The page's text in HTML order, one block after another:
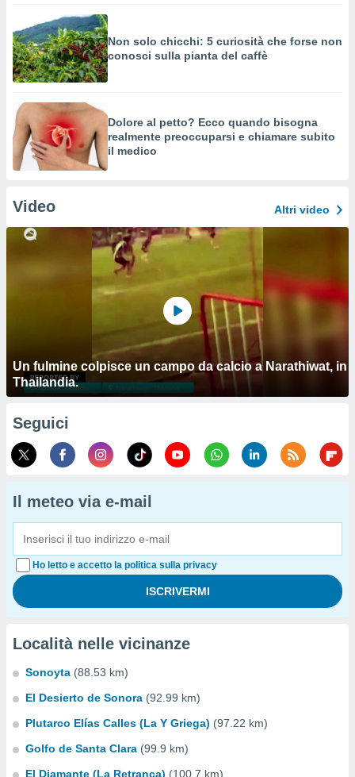
Non solo chicchi: 5 curiosità che forse non
conosci sulla pianta del caffè
Dolore al petto? Ecco quando bisogna
realmente preoccuparsi e chiamare subito
il medico
Video Altri video
Un fulmine colpisce un campo da calcio a Narathiwat, in
Thailandia.
Seguici
Il meteo via e-mail
Ho letto e accetto la politica sulla privacy
Località nelle vicinanze
Sonoyta (88.53 km)
El Desierto de Sonora (92.99 km)
Plutarco Elías Calles (La Y Griega) (97.22 km)
Golfo de Santa Clara (99.9 km)
El Diamante (La Retranca) (100.7 km)